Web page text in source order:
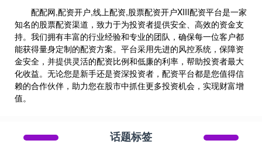
配配网,配资开户,线上配资,股票配资开户XIII‌配资平台是一家
知名的股票配资渠道，致力于为投资者提供安全、高效的资金支
持。我们拥有丰富的行业经验和专业的团队，确保每一位客户都
能获得量身定制的配资方案。平台采用先进的风控系统，保障资
金安全，并提供灵活的配资比例和低廉的利率，帮助投资者最大
化收益。无论您是新手还是资深投资者，配资平台都是您值得信
赖的合作伙伴，助力您在股市中抓住更多投资机会，实现财富增
值。
话题标签